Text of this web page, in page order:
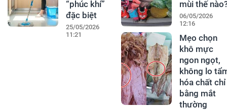
“phúc khí”
đặc biệt
25/05/2026
11:21
mùi thế
06/05/2026
12:16
Mẹo chọn
khô mực
ngon ngọt,
không lo
hóa chất chỉ
bằng mắt
thường